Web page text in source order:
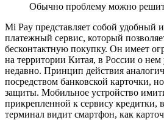
Обычно проблему можно
Mi Pay представляет собой удобный
платежный сервис, который
бесконтактную покупку. Он имеет
на территории Китая, в России о нем
недавно. Принцип действия
посредством банковской карточки,
защиты. Мобильное устройство
прикрепленной к сервису кредитки,
терминал видит смартфон, как